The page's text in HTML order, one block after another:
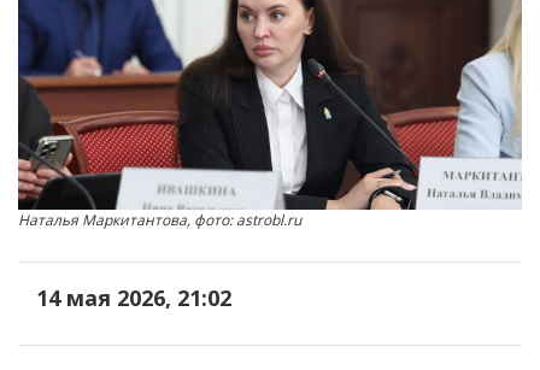
Наталья Маркитантова, фото: astrobl.ru
14 мая 2026, 21:02